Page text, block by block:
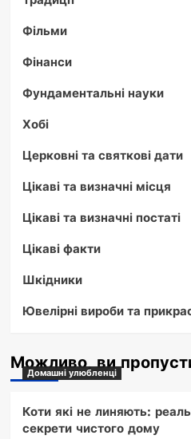
Фільми
Фінанси
Фундаментальні науки
Хобі
Церковні та святкові дати
Цікаві та визначні місця
Цікаві та визначні постаті
Цікаві факти
Шкідники
Ювелірні вироби та
Можливо, ви
Домашні улюбленці
Коти які не линяють:
секрети чистого дому